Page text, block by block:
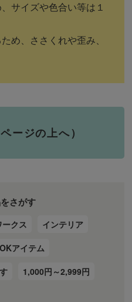
サイズや色合い等は１
め、ささくれや歪み、
ージの上へ）
さがす
クス
インテリア
アイテム
1,000円～2,999円